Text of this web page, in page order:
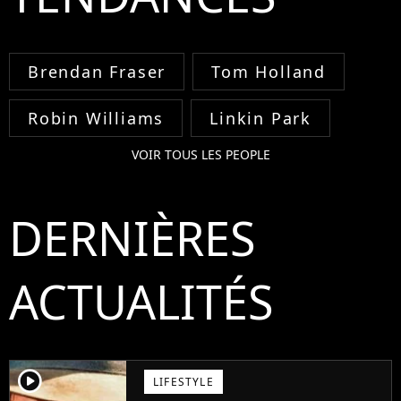
Brendan Fraser Tom Holland
Robin Williams Linkin Park
VOIR TOUS LES PEOPLE
DERNIÈRES
ACTUALITÉS
player2 LIFESTYLE